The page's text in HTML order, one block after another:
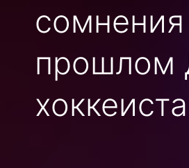
прошлом